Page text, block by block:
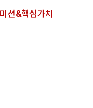
미션&핵심가치